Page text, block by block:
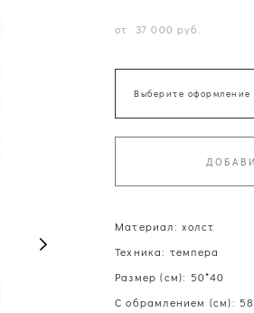
от 37 000 pуб.
Выберите оформление
Материал: холст
Техника: темпера
Размер (см): 50*40
С обрамлением (см):